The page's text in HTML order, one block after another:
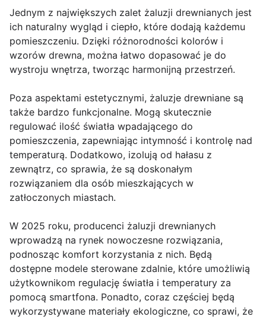
Jednym z największych zalet żaluzji drewnianych jest
ich naturalny wygląd i ciepło, które dodają każdemu
pomieszczeniu. Dzięki różnorodności kolorów i
wzorów drewna, można łatwo dopasować je do
wystroju wnętrza, tworząc harmonijną przestrzeń.
Poza aspektami estetycznymi, żaluzje drewniane są
także bardzo funkcjonalne. Mogą skutecznie
regulować ilość światła wpadającego do
pomieszczenia, zapewniając intymność i kontrolę nad
temperaturą. Dodatkowo, izolują od hałasu z
zewnątrz, co sprawia, że są doskonałym
rozwiązaniem dla osób mieszkających w
zatłoczonych miastach.
W 2025 roku, producenci żaluzji drewnianych
wprowadzą na rynek nowoczesne rozwiązania,
podnosząc komfort korzystania z nich. Będą
dostępne modele sterowane zdalnie, które umożliwią
użytkownikom regulację światła i temperatury za
pomocą smartfona. Ponadto, coraz częściej będą
wykorzystywane materiały ekologiczne, co sprawi, że